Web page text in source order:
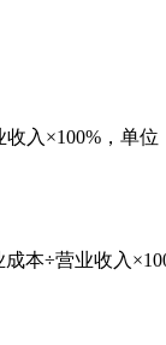
入×100%，单位
本÷营业收入